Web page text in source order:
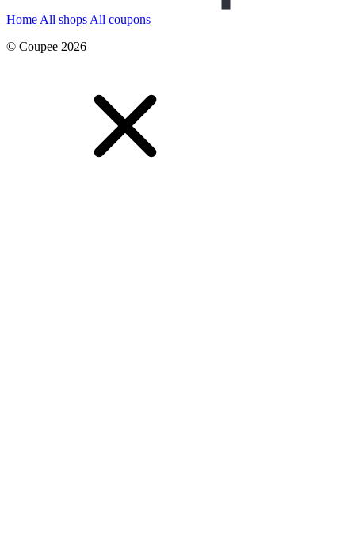
Home All shops All coupons
© Coupee 2026